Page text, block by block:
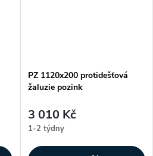
PZ 1120x200 protidešťová
žaluzie pozink
3 010 Kč
1-2 týdny